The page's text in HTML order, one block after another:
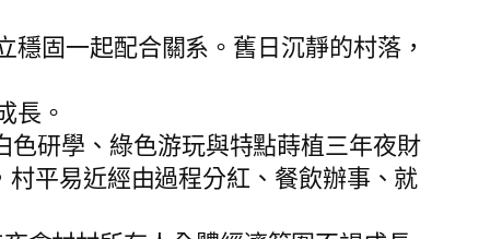
固一起配合關系。舊日沉靜的村落，
長。
研學、綠色游玩與特點蒔植三年夜財
平易近經由過程分紅、餐飲辦事、就